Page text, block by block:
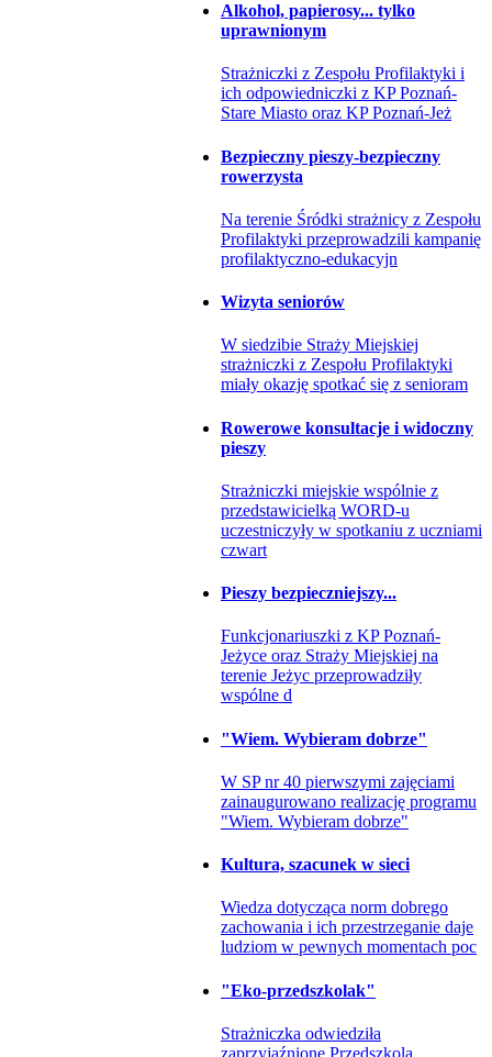
Alkohol, papierosy... tylko
uprawnionym
Strażniczki z Zespołu Profilaktyki i
ich odpowiedniczki z KP Poznań-
Stare Miasto oraz KP Poznań-Jeż
Bezpieczny pieszy-bezpieczny
rowerzysta
Na terenie Śródki strażnicy z Zespołu
Profilaktyki przeprowadzili kampanię
profilaktyczno-edukacyjn
Wizyta seniorów
W siedzibie Straży Miejskiej
strażniczki z Zespołu Profilaktyki
miały okazję spotkać się z senioram
Rowerowe konsultacje i widoczny
pieszy
Strażniczki miejskie wspólnie z
przedstawicielką WORD-u
uczestniczyły w spotkaniu z uczniami
czwart
Pieszy bezpieczniejszy...
Funkcjonariuszki z KP Poznań-
Jeżyce oraz Straży Miejskiej na
terenie Jeżyc przeprowadziły
wspólne d
"Wiem. Wybieram dobrze"
W SP nr 40 pierwszymi zajęciami
zainaugurowano realizację programu
"Wiem. Wybieram dobrze"
Kultura, szacunek w sieci
Wiedza dotycząca norm dobrego
zachowania i ich przestrzeganie daje
ludziom w pewnych momentach poc
"Eko-przedszkolak"
Strażniczka odwiedziła
zaprzyjaźnione Przedszkola